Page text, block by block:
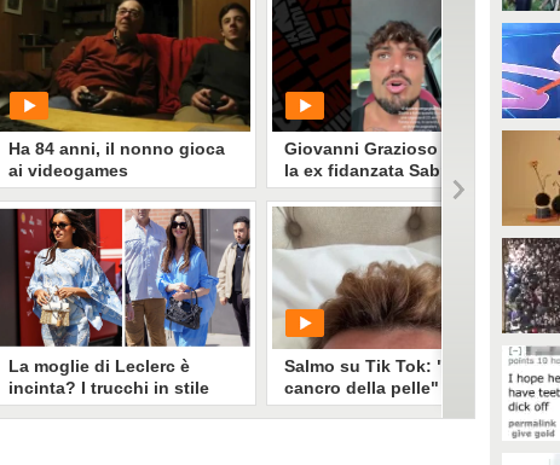
Ha 84 anni, il nonno gioca
ai videogames
PLAY
2463• diNotizieCuriose
La moglie di Leclerc è
incinta? I trucchi in stile
Anne Hathaway e la teoria
Giovanni Grazioso difende
la ex fidanzata Sabrina
PLAY
3815 • diSpettacolo Fanpage
Salmo su Tik Tok: "Ho un
cancro della pelle" e apre al
dibattito sulle creme solari